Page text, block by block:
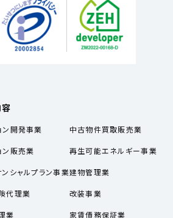
ン開発事業
ン販売業
ンシャルプラン事業
代理業
業
中古物件買取販売業
再生可能エネルギー事業
建物管理業
改装事業
家賃債務保証業